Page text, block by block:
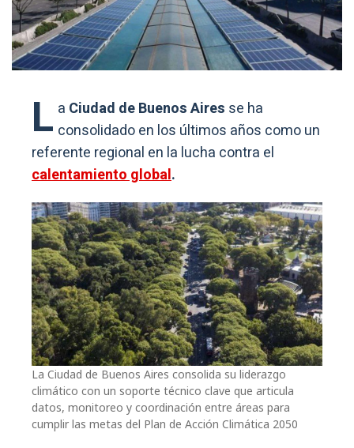
L a Ciudad de Buenos Aires se ha
consolidado en los últimos años como un
referente regional en la lucha contra el
calentamiento global.
La Ciudad de Buenos Aires consolida su liderazgo
climático con un soporte técnico clave que articula
datos, monitoreo y coordinación entre áreas para
cumplir las metas del Plan de Acción Climática 2050